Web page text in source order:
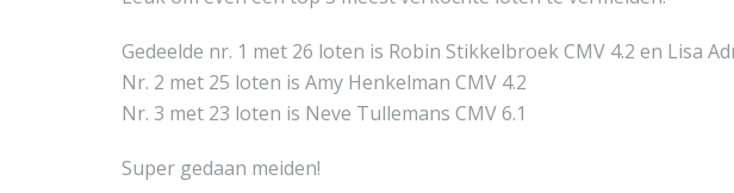
Gedeelde nr. 1 met 26 loten is Robin Stikkelbroek CMV 4.2 en Lisa
Nr. 2 met 25 loten is Amy Henkelman CMV 4.2
Nr. 3 met 23 loten is Neve Tullemans CMV 6.1
Super gedaan meiden!